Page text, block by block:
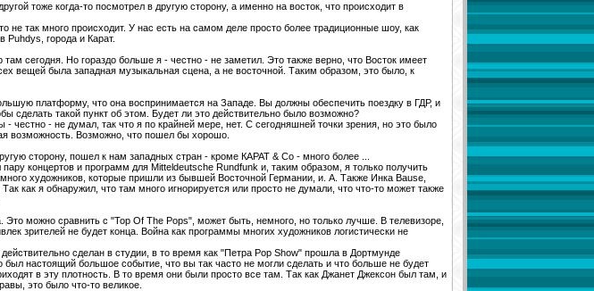
тоже когда-то посмотрел в другую сторону, а именно на восток, что происходит в
не так много происходит. У нас есть на самом деле просто более традиционные шоу, как
города и Карат.
сегодня. Но гораздо больше я - честно - не заметил. Это также верно, что Восток имеет
вещей была западная музыкальная сцена, а не восточной. Таким образом, это было, к
платформу, что она воспринимается на Западе. Вы должны обеспечить поездку в ГДР, и
сделать такой пункт об этом. Будет ли это действительно было возможно?
- не думал, так что я по крайней мере, нет. С сегодняшней точки зрения, но это было
возможность. Возможно, что пошел бы хорошо.
сторону, пошел к нам западных стран - кроме КАРАТ & Co - много более ...
концертов и программ для Mitteldeutsche Rundfunk и, таким образом, я только получить
художников, которые пришли из бывшей Восточной Германии, и. А. Также Инка Bause,
как я обнаружил, что там много игнорируется или просто не думали, что что-то может также
можно сравнить с "Top Of The Pops", может быть, немного, но только лучше. В телевизоре,
зрителей не будет конца. Война как программы многих художников логистически не
сделан в студии, в то время как "Петра Pop Show" прошла в Дортмунде
был настоящий большое событие, что вы так часто не могли сделать и что больше не будет
в эту плотность. В то время они были просто все там. Так как Джанет Джексон был там, и
это было что-то великое.